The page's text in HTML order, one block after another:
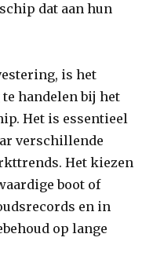
dat aan hun
is het
handelen bij het
Het is essentieel
verschillende
Het kiezen
boot of
en in
op lange